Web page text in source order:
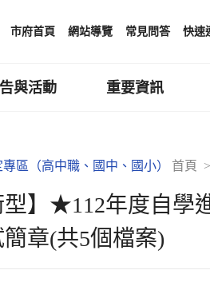
市府首頁 網站導覽 常見問答 快速
與活動 重要資訊
首頁
區（高中職、國中、國小）
】★112年度自學
章(共5個檔案)